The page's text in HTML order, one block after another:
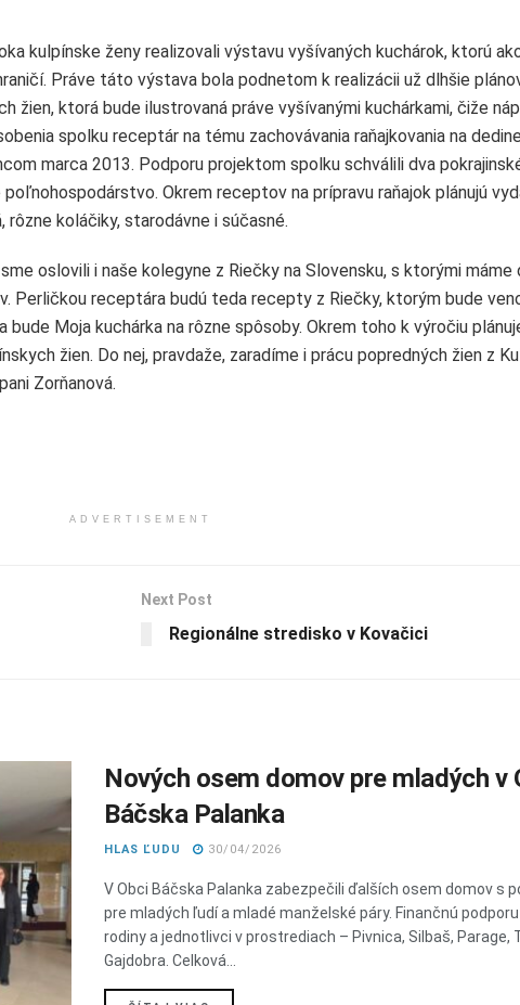
kulpínske ženy realizovali výstavu vyšívaných kuchárok, ktorú
Práve táto výstava bola podnetom k realizácii už dlhšie
žien, ktorá bude ilustrovaná práve vyšívanými kuchárkami, čiže
spolku receptár na tému zachovávania raňajkovania na
marca 2013. Podporu projektom spolku schválili dva
Okrem receptov na prípravu raňajok plánujú
koláčiky, starodávne i súčasné.
oslovili i naše kolegyne z Riečky na Slovensku, s ktorými máme
Perličkou receptára budú teda recepty z Riečky, ktorým bude
Moja kuchárka na rôzne spôsoby. Okrem toho k výročiu
žien. Do nej, pravdaže, zaradíme i prácu popredných žien z
Zorňanová.
ADVERTISEMENT
Next Post
Regionálne stredisko v Kovačici
Nových osem domov pre mladých v
Báčska Palanka
HLAS ĽUDU 30/04/2026
V Obci Báčska Palanka zabezpečili ďalších osem domov s
pre mladých ľudí a mladé manželské páry. Finančnú
rodiny a jednotlivci v prostrediach – Pivnica, Silbaš, Parage,
Gajdobra. Celková...